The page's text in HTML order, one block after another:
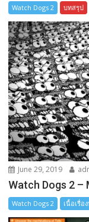
Watch Dogs 2 บทสรุป
June 29, 2019
Watch Dogs 2 –
Watch Dogs 2 เนื้อเรื่อ